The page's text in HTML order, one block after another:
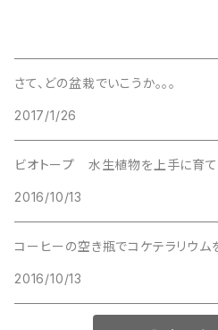
さて、どの盆栽でいこうか。。。
2017/1/26
ビオトープ 水生植物を上手に育て
2016/10/13
コーヒーの空き瓶でコケテラリウム
2016/10/13